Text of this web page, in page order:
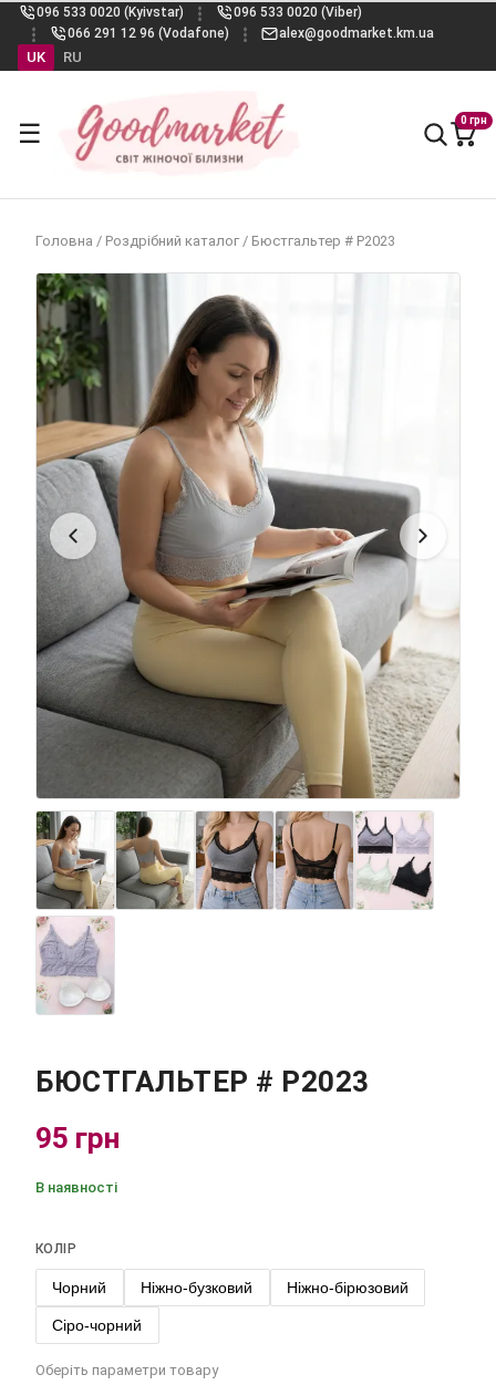
096 533 0020 (Kyivstar)
096 533 0020 (Viber)
066 291 12 96 (Vodafone)
alex@goodmarket.km.ua
UK RU
☰ 0 грн
Головна / Роздрібний каталог / Бюстгальтер # Р2023
БЮСТГАЛЬТЕР # Р2023
95 грн
В наявності
КОЛІР
Чорний Ніжно-бузковий Ніжно-бірюзовий
Сіро-чорний
Оберіть параметри товару